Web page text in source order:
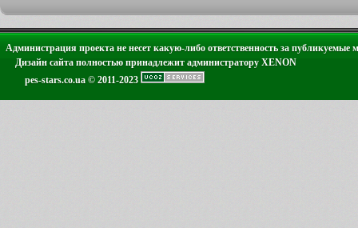
Администрация проекта не несет какую-либо ответственность за публикуемые
Дизайн сайта полностью принадлежит администратору XENON
pes-stars.co.ua © 2011-2023